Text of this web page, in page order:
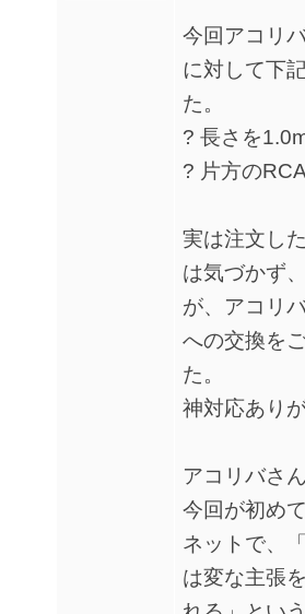
今回アコリ
に対して下
た。
? 長さを
? 片方の
実は注文し
は気づかず
が、アコリ
への交換を
た。
神対応あり
アコリバさ
今回が初め
ネットで、
は変な主張